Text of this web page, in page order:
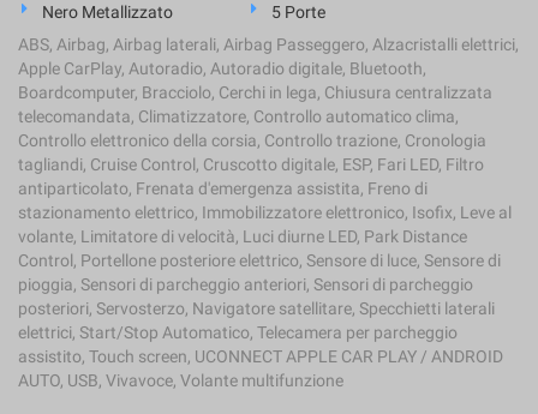
Nero Metallizzato
5 Porte
ABS, Airbag, Airbag laterali, Airbag Passeggero, Alzacristalli elettrici,
Apple CarPlay, Autoradio, Autoradio digitale, Bluetooth,
Boardcomputer, Bracciolo, Cerchi in lega, Chiusura centralizzata
telecomandata, Climatizzatore, Controllo automatico clima,
Controllo elettronico della corsia, Controllo trazione, Cronologia
tagliandi, Cruise Control, Cruscotto digitale, ESP, Fari LED, Filtro
antiparticolato, Frenata d'emergenza assistita, Freno di
stazionamento elettrico, Immobilizzatore elettronico, Isofix, Leve al
volante, Limitatore di velocità, Luci diurne LED, Park Distance
Control, Portellone posteriore elettrico, Sensore di luce, Sensore di
pioggia, Sensori di parcheggio anteriori, Sensori di parcheggio
posteriori, Servosterzo, Navigatore satellitare, Specchietti laterali
elettrici, Start/Stop Automatico, Telecamera per parcheggio
assistito, Touch screen, UCONNECT APPLE CAR PLAY / ANDROID
AUTO, USB, Vivavoce, Volante multifunzione
cookie
policy
Salva
le
impostazioni